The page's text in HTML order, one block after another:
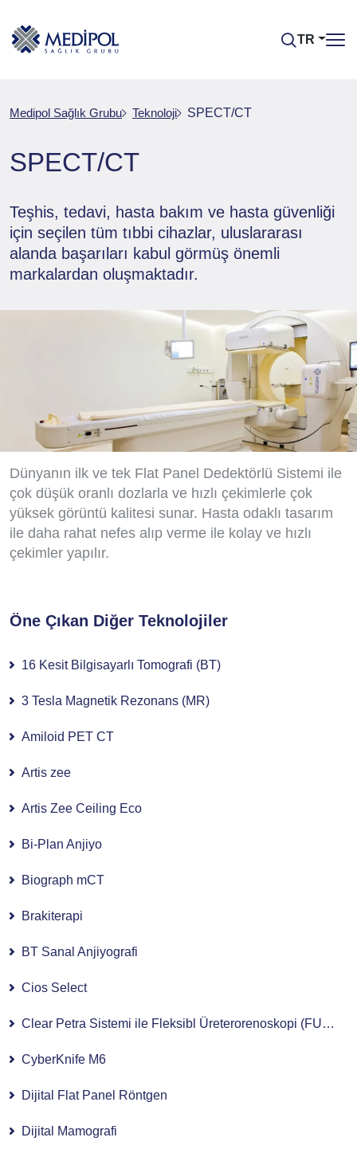
TR
Medipol Sağlık Grubu Teknoloji SPECT/CT
SPECT/CT
Teşhis, tedavi, hasta bakım ve hasta güvenliği
için seçilen tüm tıbbi cihazlar, uluslararası
alanda başarıları kabul görmüş önemli
markalardan oluşmaktadır.
Dünyanın ilk ve tek Flat Panel Dedektörlü Sistemi ile
çok düşük oranlı dozlarla ve hızlı çekimlerle çok
yüksek görüntü kalitesi sunar. Hasta odaklı tasarım
ile daha rahat nefes alıp verme ile kolay ve hızlı
çekimler yapılır.
Öne Çıkan Diğer Teknolojiler
16 Kesit Bilgisayarlı Tomografi (BT)
3 Tesla Magnetik Rezonans (MR)
Amiloid PET CT
Artis zee
Artis Zee Ceiling Eco
Bi-Plan Anjiyo
Biograph mCT
Brakiterapi
BT Sanal Anjiyografi
Cios Select
Clear Petra Sistemi ile Fleksibl Üreterorenoskopi (FURS)
CyberKnife M6
Dijital Flat Panel Röntgen
Dijital Mamografi